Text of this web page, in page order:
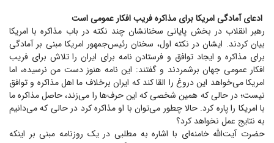
ادعای آمادگی امریکا برای مذاکره فریب افکار عمومی است
رهبر انقلاب در بخش پایانی سخنانشان چند نکته در باب مذاکره با امریکا
بیان کردند. ایشان در نکته اول، سخنان رئیس‌جمهور امریکا مبنی بر آمادگی
برای مذاکره و ایجاد توافق و فرستادن نامه برای ایران را تلاش برای فریب
افکار عمومی جهان برشمردند و گفتند: این نامه هنوز دست من نرسیده، اما
امریکا می‌خواهد این دروغ را القا کند که ایران برخلاف ما اهل مذاکره و توافق
نیست؛ در حالی که همین شخصی که این حرف‌ها را می‌زند، حاصل مذاکره ما
با امریکا را پاره کرد. حالا چطور می‌توان با او مذاکره کرد در حالی که می‌دانیم
به نتایج عمل نخواهد کرد؟
حضرت آیت‌الله خامنه‌ای با اشاره به مطلبی در یک روزنامه مبنی بر اینکه